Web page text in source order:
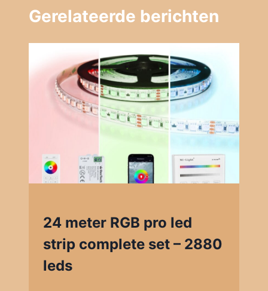
Gerelateerde berichten
24 meter RGB pro led
strip complete set – 2880
leds